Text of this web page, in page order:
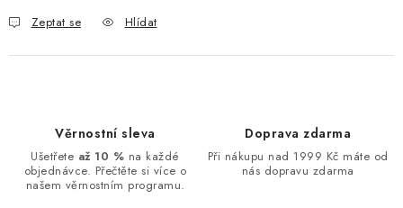
Zeptat se Hlídat
Věrnostní sleva
Ušetřete až 10 % na každé
objednávce. Přečtěte si více o
našem věrnostním programu.
Doprava zdarma
Při nákupu nad 1999 Kč máte od
nás dopravu zdarma